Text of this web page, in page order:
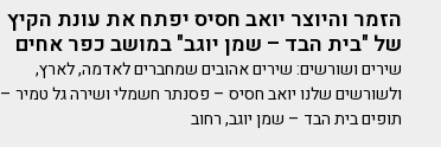
הזמר והיוצר יואב חסיס יפתח את עונת הקיץ
של "בית הבד – שמן יוגב" במושב כפר אחים
שירים ושורשים: שירים אהובים שמחברים לאדמה, לארץ,
ולשורשים שלנו יואב חסיס – פסנתר חשמלי ושירה גל טמיר –
תופים בית הבד – שמן יוגב, רחוב